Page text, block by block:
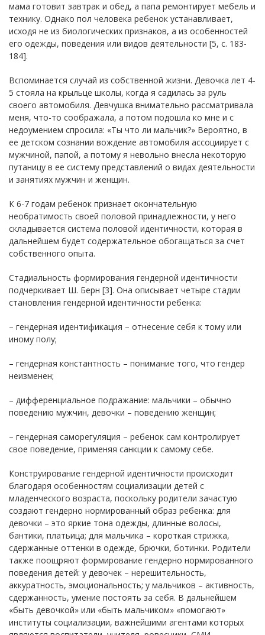
мама готовит завтрак и обед, а папа ремонтирует мебель и
технику. Однако пол человека ребенок устанавливает,
исходя не из биологических признаков, а из особенностей
его одежды, поведения или видов деятельности [5, с. 183-
184].
Вспоминается случай из собственной жизни. Девочка лет 4-
5 стояла на крыльце школы, когда я садилась за руль
своего автомобиля. Девчушка внимательно рассматривала
меня, что-то соображала, а потом подошла ко мне и с
недоумением спросила: «Ты что ли мальчик?» Вероятно, в
ее детском сознании вождение автомобиля ассоциирует с
мужчиной, папой, а потому я невольно внесла некоторую
путаницу в ее систему представлений о видах деятельности
и занятиях мужчин и женщин.
К 6-7 годам ребенок признает окончательную
необратимость своей половой принадлежности, у него
складывается система половой идентичности, которая в
дальнейшем будет содержательное обогащаться за счет
собственного опыта.
Стадиальность формирования гендерной идентичности
подчеркивает Ш. Берн [3]. Она описывает четыре стадии
становления гендерной идентичности ребенка:
– гендерная идентификация – отнесение себя к тому или
иному полу;
– гендерная константность – понимание того, что гендер
неизменен;
– дифференциальное подражание: мальчики – обычно
поведению мужчин, девочки – поведению женщин;
– гендерная саморегуляция – ребенок сам контролирует
свое поведение, применяя санкции к самому себе.
Конструирование гендерной идентичности происходит
благодаря особенностям социализации детей с
младенческого возраста, поскольку родители зачастую
создают гендерно нормированный образ ребенка: для
девочки – это яркие тона одежды, длинные волосы,
бантики, платьица; для мальчика – короткая стрижка,
сдержанные оттенки в одежде, брючки, ботинки. Родители
также поощряют формирование гендерно нормированного
поведения детей: у девочек – нерешительность,
аккуратность, эмоциональность; у мальчиков – активность,
сдержанность, умение постоять за себя. В дальнейшем
«быть девочкой» или «быть мальчиком» «помогают»
институты социализации, важнейшими агентами которых